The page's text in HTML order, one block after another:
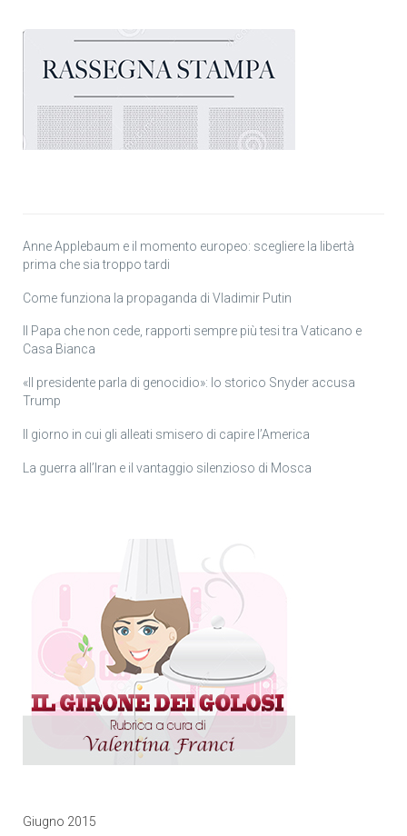
Anne Applebaum e il momento europeo: scegliere la libertà
prima che sia troppo tardi
Come funziona la propaganda di Vladimir Putin
Il Papa che non cede, rapporti sempre più tesi tra Vaticano e
Casa Bianca
«Il presidente parla di genocidio»: lo storico Snyder accusa
Trump
Il giorno in cui gli alleati smisero di capire l’America
La guerra all’Iran e il vantaggio silenzioso di Mosca
Giugno 2015